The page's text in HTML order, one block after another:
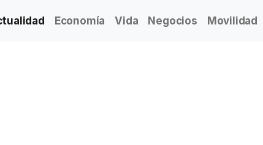
Economía Vida Negocios Movilidad